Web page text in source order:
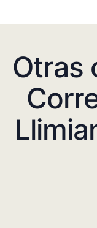
Otras